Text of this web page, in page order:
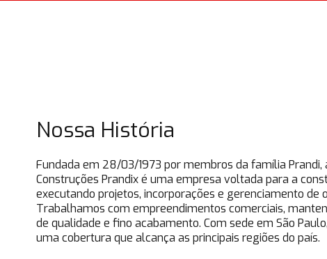
Nossa História
Fundada em 28/03/1973 por membros da família Prandi,
Construções Prandix é uma empresa voltada para a
executando projetos, incorporações e gerenciamento de
Trabalhamos com empreendimentos comerciais,
de qualidade e fino acabamento. Com sede em São
uma cobertura que alcança as principais regiões do país.